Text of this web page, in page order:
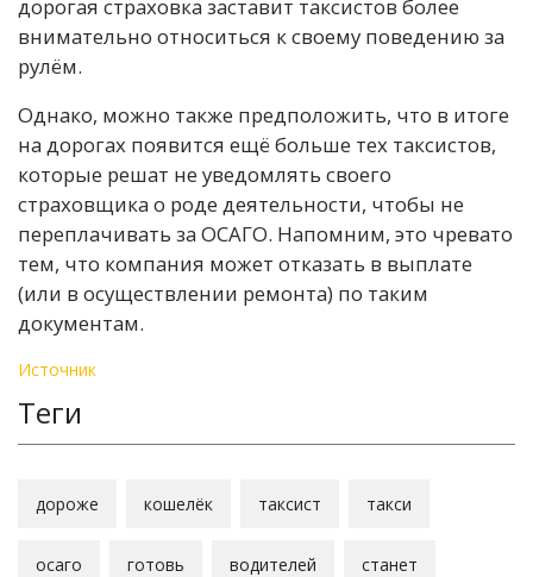
дорогая страховка заставит таксистов более
внимательно относиться к своему поведению за
рулём.
Однако, можно также предположить, что в итоге
на дорогах появится ещё больше тех таксистов,
которые решат не уведомлять своего
страховщика о роде деятельности, чтобы не
переплачивать за ОСАГО. Напомним, это чревато
тем, что компания может отказать в выплате
(или в осуществлении ремонта) по таким
документам.
Источник
Теги
дороже кошелёк таксист такси
осаго готовь водителей станет